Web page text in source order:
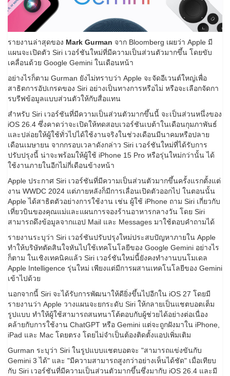
รายงานล่าสุดของ Mark Gurman จาก Bloomberg เผยว่า Apple มี
แผนจะเปิดตัว Siri เวอร์ชันใหม่ที่มีความเป็นส่วนตัวมากขึ้น โดยขับ
เคลื่อนด้วย Google Gemini ในเดือนหน้า
อย่างไรก็ตาม Gurman ยังไม่ทราบว่า Apple จะจัดอีเวนต์ใหญ่เพื่อ
สาธิตการอัปเกรดของ Siri อย่างเป็นทางการหรือไม่ หรือจะเลือกจัดกา
รบรีฟข้อมูลแบบส่วนตัวให้กับสื่อแทน
สำหรับ Siri เวอร์ชันที่มีความเป็นส่วนตัวมากขึ้นนี้ จะเป็นส่วนหนึ่งของ
iOS 26.4 ซึ่งคาดว่าจะเปิดให้ทดสอบเวอร์ชันเบต้าในเดือนกุมภาพันธ์
และปล่อยให้ผู้ใช้ทั่วไปได้ใช้งานจริงในช่วงเดือนมีนาคมหรือปลาย
เดือนเมษายน จากกรอบเวลาดังกล่าว Siri เวอร์ชันใหม่ที่ได้รับการ
ปรับปรุงนี้ น่าจะพร้อมให้ผู้ใช้ iPhone 15 Pro หรือรุ่นใหม่กว่านั้น ได้
ใช้งานภายในอีกไม่กี่เดือนข้างหน้า
Apple ประกาศ Siri เวอร์ชันที่มีความเป็นส่วนตัวมากขึ้นครั้งแรกตั้งแต่
งาน WWDC 2024 แต่ภายหลังก็มีการเลื่อนเปิดตัวออกไป ในตอนนั้น
Apple ได้สาธิตตัวอย่างการใช้งาน เช่น ผู้ใช้ iPhone ถาม Siri เกี่ยวกับ
เที่ยวบินของคุณแม่และแผนการจองร้านอาหารกลางวัน โดย Siri
สามารถดึงข้อมูลจากแอป Mail และ Messages มาใช้ตอบคำถามได้
รายงานระบุว่า Siri เวอร์ชันปรับปรุงใหม่ประสบปัญหาภายใน Apple
ทำให้บริษัทตัดสินใจหันไปใช้เทคโนโลยีของ Google Gemini อย่างไร
ก็ตาม ในเชิงเทคนิคแล้ว Siri เวอร์ชันใหม่นี้ยังคงทำงานบนโมเดล
Apple Intelligence รุ่นใหม่ เพียงแต่มีการผสานเทคโนโลยีของ Gemini
เข้าไปด้วย
นอกจากนี้ Siri จะได้รับการพัฒนาให้ดียิ่งขึ้นไปอีกใน iOS 27 โดยมี
รายงานว่า Apple วางแผนจะยกระดับ Siri ให้กลายเป็นแชตบอตเต็ม
รูปแบบ ทำให้ผู้ใช้สามารถสนทนาโต้ตอบกับผู้ช่วยได้อย่างต่อเนื่อง
คล้ายกับการใช้งาน ChatGPT หรือ Gemini แต่จะถูกฝังมาใน iPhone,
iPad และ Mac โดยตรง โดยไม่จำเป็นต้องติดตั้งแอปเพิ่มเติม
Gurman ระบุว่า Siri ในรูปแบบแชตบอตจะ "สามารถแข่งขันกับ
Gemini 3 ได้" และ "มีความสามารถสูงกว่าอย่างเห็นได้ชัด" เมื่อเทียบ
กับ Siri เวอร์ชันที่มีความเป็นส่วนตัวมากขึ้นซึ่งมากับ iOS 26.4 และมี